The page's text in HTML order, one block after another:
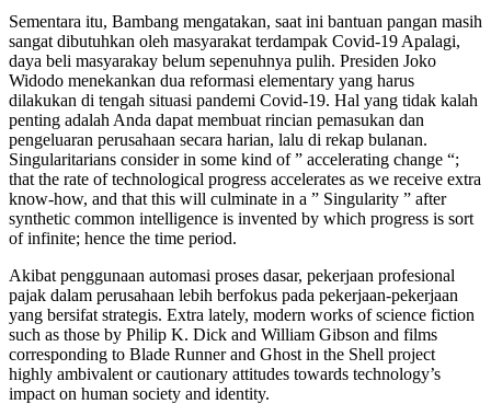
Sementara itu, Bambang mengatakan, saat ini bantuan pangan masih
sangat dibutuhkan oleh masyarakat terdampak Covid-19 Apalagi,
daya beli masyarakay belum sepenuhnya pulih. Presiden Joko
Widodo menekankan dua reformasi elementary yang harus
dilakukan di tengah situasi pandemi Covid-19. Hal yang tidak kalah
penting adalah Anda dapat membuat rincian pemasukan dan
pengeluaran perusahaan secara harian, lalu di rekap bulanan.
Singularitarians consider in some kind of ” accelerating change “;
that the rate of technological progress accelerates as we receive extra
know-how, and that this will culminate in a ” Singularity ” after
synthetic common intelligence is invented by which progress is sort
of infinite; hence the time period.
Akibat penggunaan automasi proses dasar, pekerjaan profesional
pajak dalam perusahaan lebih berfokus pada pekerjaan-pekerjaan
yang bersifat strategis. Extra lately, modern works of science fiction
such as those by Philip K. Dick and William Gibson and films
corresponding to Blade Runner and Ghost in the Shell project
highly ambivalent or cautionary attitudes towards technology’s
impact on human society and identity.